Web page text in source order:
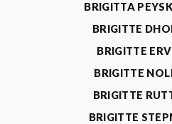
BRIGITTA
BRIGITTE
BRIGITTE
BRIGITTE
BRIGITTE
BRIGITTE